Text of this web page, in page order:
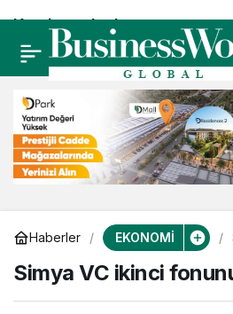
Haberler EKONOMİ
Simya VC ikinci
Kamion, uluslararası
taşımacılığa adım attı